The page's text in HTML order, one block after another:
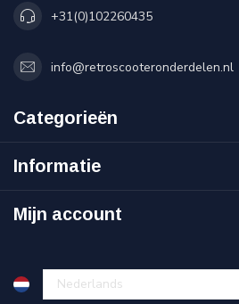
+31(0)102260435
info@retroscooteronderdelen.nl
Categorieën
Informatie
Mijn account